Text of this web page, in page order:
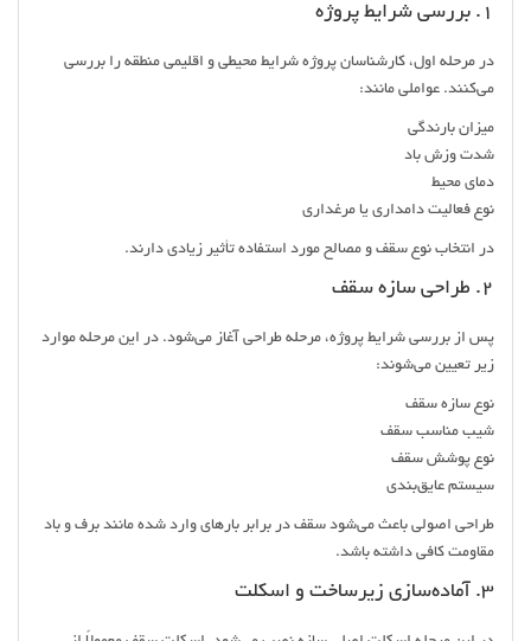
1. بررسی شرایط پروژه
در مرحله اول، کارشناسان پروژه شرایط محیطی و اقلیمی منطقه را بررسی
می‌کنند. عواملی مانند:
میزان بارندگی
شدت وزش باد
دمای محیط
نوع فعالیت دامداری یا مرغداری
در انتخاب نوع سقف و مصالح مورد استفاده تأثیر زیادی دارند.
2. طراحی سازه سقف
پس از بررسی شرایط پروژه، مرحله طراحی آغاز می‌شود. در این مرحله موارد
زیر تعیین می‌شوند:
نوع سازه سقف
شیب مناسب سقف
نوع پوشش سقف
سیستم عایق‌بندی
طراحی اصولی باعث می‌شود سقف در برابر بارهای وارد شده مانند برف و باد
مقاومت کافی داشته باشد.
3. آماده‌سازی زیرساخت و اسکلت